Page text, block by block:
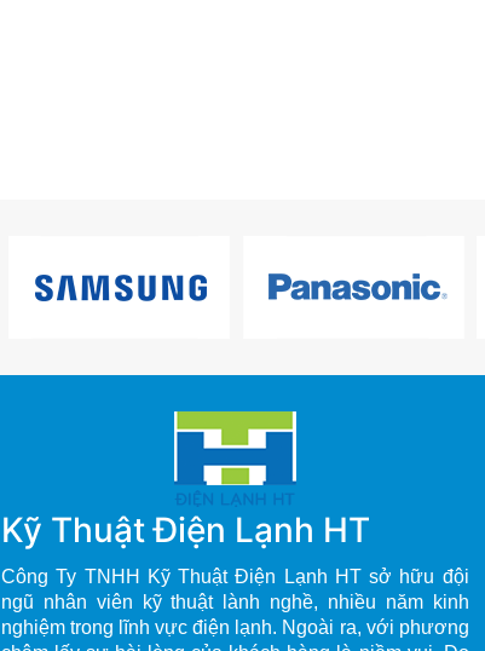
Kỹ Thuật Điện Lạnh HT
Công Ty TNHH Kỹ Thuật Điện Lạnh HT sở hữu đội
ngũ nhân viên kỹ thuật lành nghề, nhiều năm kinh
nghiệm trong lĩnh vực điện lạnh. Ngoài ra, với phương